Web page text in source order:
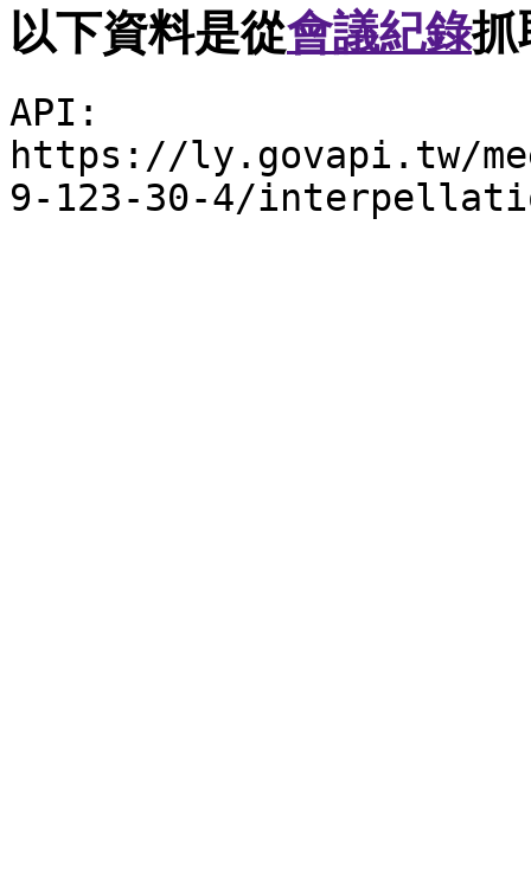
以下資料是從會議紀錄抓
API:
https://ly.govapi.tw/meet/
9-123-30-4/